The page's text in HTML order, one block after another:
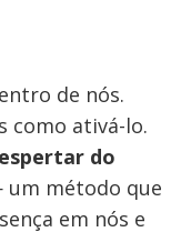
de nós.
como ativá-lo.
do
método que
em nós e